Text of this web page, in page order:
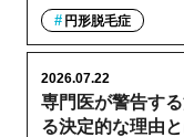
円形脱毛症
専門医が警告す
る決定的な理由
2026.07.22